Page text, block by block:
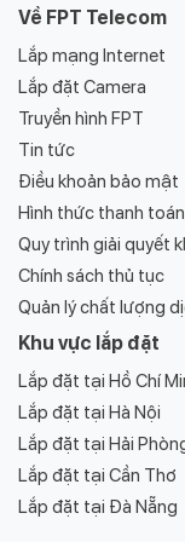
góp phần nâng tầm
doanh nghiệp.
1.3. FPT
Sự hiện
nhập
Nhằm đẩy mạnh
Ninh, FPT
đến tận các xã
phương được đào
bảo trì nhanh
tin cậy của hàng
II. Khám
trội của
Quảng
Về FPT Telecom
Lắp mạng Internet
Lắp đặt Camera
Truyền hình FPT
Tin tức
Điều khoản bảo mật
Hình thức thanh toán
Quy trình giải quyết
Chính sách thủ tục
Quản lý chất lượng
Khu vực lắp đặt
Lắp đặt tại Hồ Chí
Lắp đặt tại Hà Nội
Lắp đặt tại Hải
Lắp đặt tại Cần Thơ
Lắp đặt tại Đà Nẵng